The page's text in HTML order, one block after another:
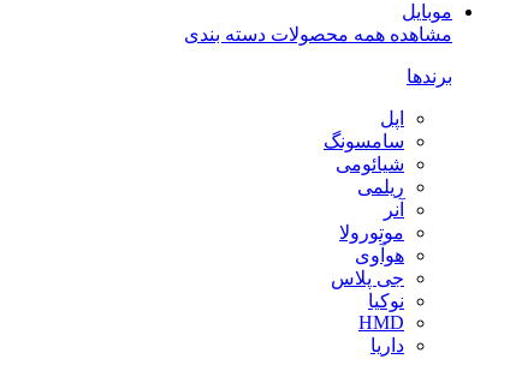
موبایل
مشاهده همه محصولات دسته بندی
برندها
اپل
سامسونگ
شیائومی
ریلمی
آنر
موتورولا
هوآوی
جی پلاس
نوکیا
HMD
داریا